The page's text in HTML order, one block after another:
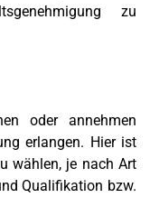
zu
oder annehmen
erlangen. Hier ist
wählen, je nach Art
Qualifikation bzw.